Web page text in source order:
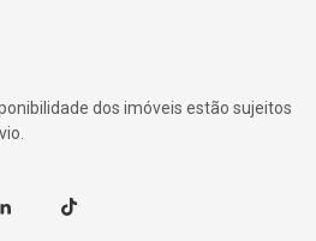
dos imóveis estão sujeitos
TikTok